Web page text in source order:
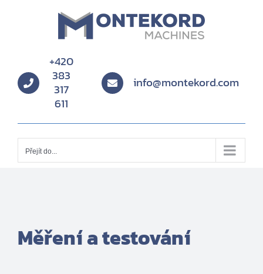
+420
383
317
611
info@montekord.com
Přejít do...
Měření a testování